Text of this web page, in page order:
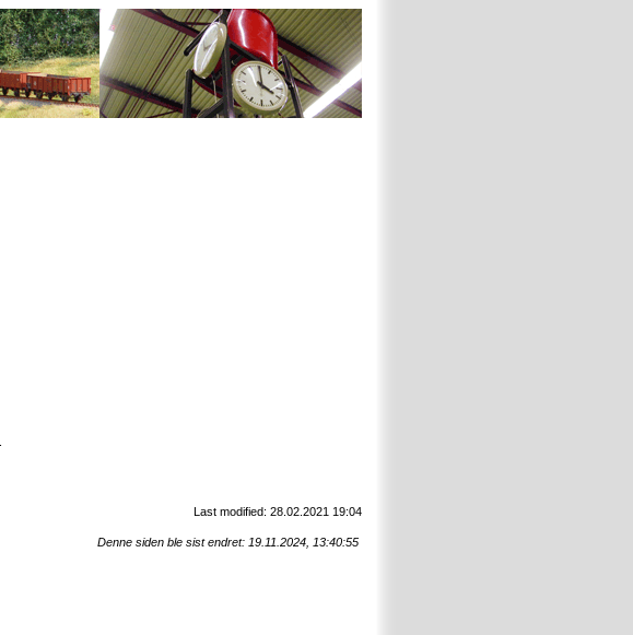
Last modified: 28.02.2021 19:04
Denne siden ble sist endret: 19.11.2024, 13:40:55